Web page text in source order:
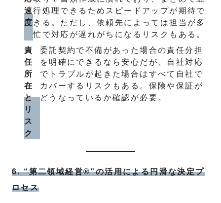
速
度
行処理できるためスピードアップが期待で
きる。ただし、依頼先によっては担当が多
忙で対応が遅れがちになるリスクもある。
責
任
所
在
と
リ
ス
ク
委託契約で不備があった場合の責任分担
を明確にできるなら安心だが、自社対応
でトラブルが起きた場合はすべて自社で
カバーするリスクもある。保険や保証が
どうなっているか確認が必要。
6. “第二領域経営®”の活用による円滑な決定プ
ロセス